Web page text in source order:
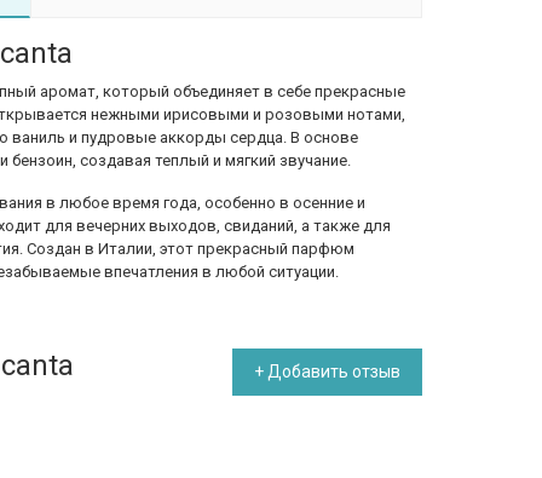
аромат, который объединяет в себе прекрасные
нежными ирисовыми и розовыми нотами,
ваниль и пудровые аккорды сердца. В основе
создавая теплый и мягкий звучание.
в любое время года, особенно в осенние и
для вечерних выходов, свиданий, а также для
Создан в Италии, этот прекрасный парфюм
впечатления в любой ситуации.
+ Добавить отзыв